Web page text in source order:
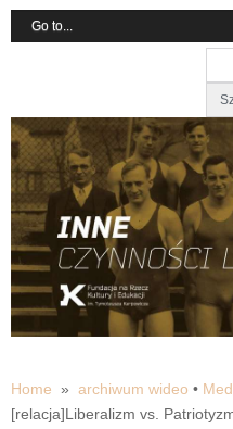
Home » archiwum wideo •
[relacja]Liberalizm vs.